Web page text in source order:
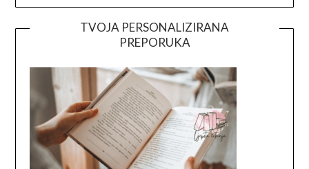
TVOJA PERSONALIZIRANA
PREPORUKA